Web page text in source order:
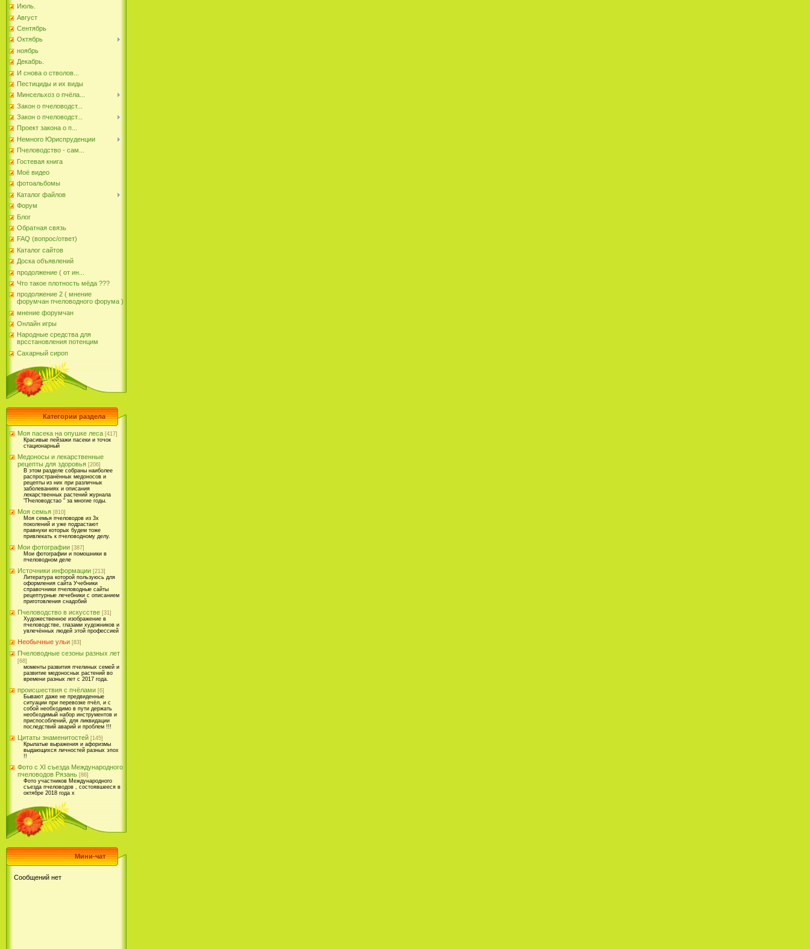
Июль.
Август
Сентябрь
Октябрь
ноябрь
Декабрь.
И снова о стволов...
Пестициды и их виды
Минсельхоз о пчёла...
Закон о пчеловодст...
Закон о пчеловодст...
Проект закона о п...
Немного Юриспруденции
Пчеловодство - сам...
Гостевая книга
Моё видео
фотоальбомы
Каталог файлов
Форум
Блог
Обратная связь
FAQ (вопрос/ответ)
Каталог сайтов
Доска объявлений
продолжение ( от ин...
Что такое плотность мёда ???
продолжение 2 ( мнение
форумчан пчеловодного форума )
мнение форумчан
Онлайн игры
Народные средства для
врсстановления потенцим
Сахарный сироп
Категории раздела
Моя пасека на опушке леса [417]
Красивые пейзажи пасеки и точок
стационарный
Медоносы и лекарственные
рецепты для здоровья [206]
В этом разделе собраны наиболее
распространённых медоносов и
рецепты из них при различных
заболеваниях и описания
лекарственных растений журнала
"Пчеловодстао " за многие годы.
Моя семья [810]
Моя семья пчеловодов из 3х
поколений и уже подрастают
правнуки которых будем тоже
привлекать к пчеловодному делу.
Мои фотографии [387]
Мои фотографии и помошники в
пчеловодном деле
Источники информации [213]
Литература которой пользуюсь для
оформления сайта Учебники
справочники пчеловодные сайты
рецептурные лечебники с описанием
приготовления снадобий
Пчеловодство в искусстве [31]
Художественное изображение в
пчеловодстве, глазами художников и
увлечённых людей этой профессией
Необычные ульи [83]
Пчеловодные сезоны разных лет
[68]
моменты развития пчелиных семей и
развитие медоносных растений во
времени разных лет с 2017 года.
происшествия с пчёлами [6]
Бывают даже не предвиденные
ситуации при перевозке пчёл, и с
собой необходимо в пути держать
необходимый набор инструментов и
приспособлений, для ликвидации
последствий аварий и проблем !!!
Цитаты знаменитостей [145]
Крылатые выражения и афоризмы
выдающихся личностей разных эпох
!!
Фото с XI съезда Международного
пчеловодов Рязань [86]
Фото участников Международного
съезда пчеловодов , состоявшееся в
октябре 2018 года х
Мини-чат